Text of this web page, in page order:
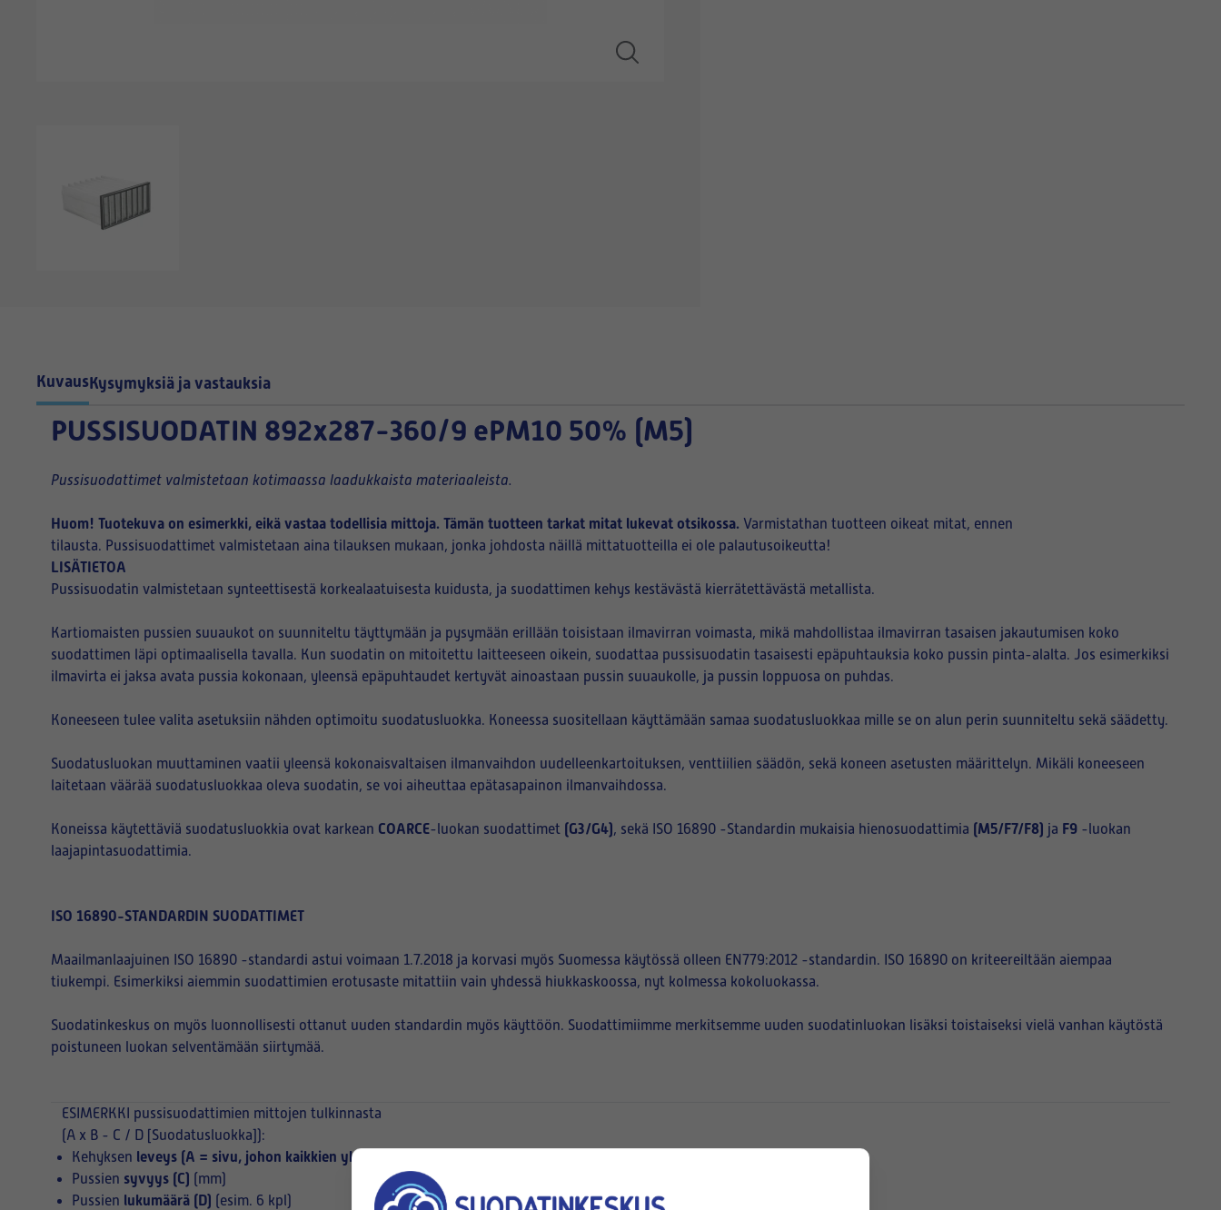
KuvausKysymyksiä ja vastauksia
PUSSISUODATIN 892x287-360/9 ePM10 50% (M5)
Pussisuodattimet valmistetaan kotimaassa laadukkaista materiaaleista.
Huom! Tuotekuva on esimerkki, eikä vastaa todellisia mittoja. Tämän tuotteen tarkat mitat lukevat otsikossa. Varmistathan tuotteen oikeat mitat, ennen
tilausta. Pussisuodattimet valmistetaan aina tilauksen mukaan, jonka johdosta näillä mittatuotteilla ei ole palautusoikeutta!
LISÄTIETOA
Pussisuodatin valmistetaan synteettisestä korkealaatuisesta kuidusta, ja suodattimen kehys kestävästä kierrätettävästä metallista.
Kartiomaisten pussien suuaukot on suunniteltu täyttymään ja pysymään erillään toisistaan ilmavirran voimasta, mikä mahdollistaa ilmavirran tasaisen jakautumisen koko
suodattimen läpi optimaalisella tavalla. Kun suodatin on mitoitettu laitteeseen oikein, suodattaa pussisuodatin tasaisesti epäpuhtauksia koko pussin pinta-alalta. Jos esimerkiksi
ilmavirta ei jaksa avata pussia kokonaan, yleensä epäpuhtaudet kertyvät ainoastaan pussin suuaukolle, ja pussin loppuosa on puhdas.
Koneeseen tulee valita asetuksiin nähden optimoitu suodatusluokka. Koneessa suositellaan käyttämään samaa suodatusluokkaa mille se on alun perin suunniteltu sekä säädetty.
Suodatusluokan muuttaminen vaatii yleensä kokonaisvaltaisen ilmanvaihdon uudelleenkartoituksen, venttiilien säädön, sekä koneen asetusten määrittelyn. Mikäli koneeseen
laitetaan väärää suodatusluokkaa oleva suodatin, se voi aiheuttaa epätasapainon ilmanvaihdossa.
Koneissa käytettäviä suodatusluokkia ovat karkean COARCE-luokan suodattimet (G3/G4), sekä ISO 16890 -Standardin mukaisia hienosuodattimia (M5/F7/F8) ja F9 -luokan
laajapintasuodattimia.
ISO 16890-STANDARDIN SUODATTIMET
Maailmanlaajuinen ISO 16890 -standardi astui voimaan 1.7.2018 ja korvasi myös Suomessa käytössä olleen EN779:2012 -standardin. ISO 16890 on kriteereiltään aiempaa
tiukempi. Esimerkiksi aiemmin suodattimien erotusaste mitattiin vain yhdessä hiukkaskoossa, nyt kolmessa kokoluokassa.
Suodatinkeskus on myös luonnollisesti ottanut uuden standardin myös käyttöön. Suodattimiimme merkitsemme uuden suodatinluokan lisäksi toistaiseksi vielä vanhan käytöstä
poistuneen luokan selventämään siirtymää.
ESIMERKKI pussisuodattimien mittojen tulkinnasta
(A x B - C / D [Suodatusluokka]):
Kehyksen leveys (A = sivu, johon kaikkien yksittäisten
Pussien syvyys (C) (mm)
Pussien lukumäärä (D) (esim. 6 kpl)